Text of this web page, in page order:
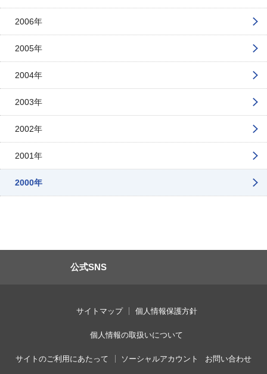
2006年
2005年
2004年
2003年
2002年
2001年
2000年
公式SNS
サイトマップ 個人情報保護方針
個人情報の取扱いについて
サイトのご利用にあたって ソーシャルアカウント お問い合わせ